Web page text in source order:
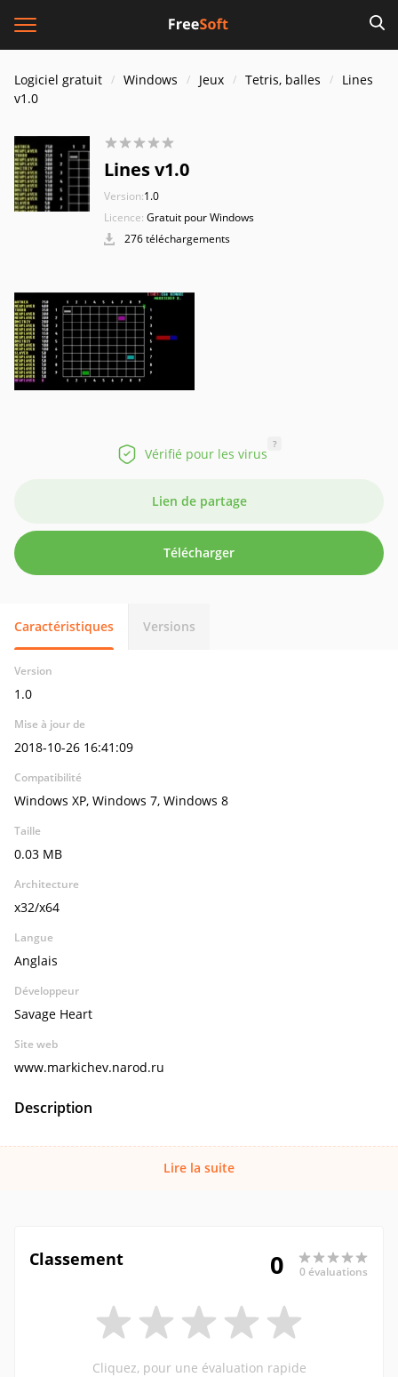
Logiciel gratuit Windows Jeux Tetris, balles
Lines
v1.0
Lines v1.0
Version:1.0
Licence: Gratuit pour Windows
276 téléchargements
Vérifié pour les virus
?
Lien de partage
Télécharger
Caractéristiques Versions
Version
1.0
Mise à jour de
2018-10-26 16:41:09
Compatibilité
Windows XP, Windows 7, Windows 8
Taille
0.03 MB
Architecture
x32/x64
Langue
Anglais
Développeur
Savage Heart
Site web
www.markichev.narod.ru
Description
Lire la suite
Classement 0 0 évaluations
Cliquez, pour une évaluation rapide